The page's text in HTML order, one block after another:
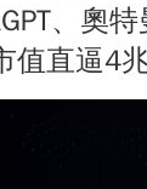
、奧
值直逼4